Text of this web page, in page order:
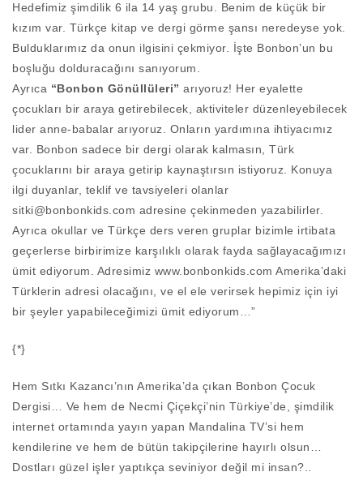
Hedefimiz şimdilik 6 ila 14 yaş grubu. Benim de küçük bir
kızım var. Türkçe kitap ve dergi görme şansı neredeyse yok.
Bulduklarımız da onun ilgisini çekmiyor. İşte Bonbon’un bu
boşluğu dolduracağını sanıyorum.
Ayrıca “Bonbon Gönüllüleri” arıyoruz! Her eyalette
çocukları bir araya getirebilecek, aktiviteler düzenleyebilecek
lider anne-babalar arıyoruz. Onların yardımına ihtiyacımız
var. Bonbon sadece bir dergi olarak kalmasın, Türk
çocuklarını bir araya getirip kaynaştırsın istiyoruz. Konuya
ilgi duyanlar, teklif ve tavsiyeleri olanlar
sitki@bonbonkids.com adresine çekinmeden yazabilirler.
Ayrıca okullar ve Türkçe ders veren gruplar bizimle irtibata
geçerlerse birbirimize karşılıklı olarak fayda sağlayacağımızı
ümit ediyorum. Adresimiz www.bonbonkids.com Amerika’daki
Türklerin adresi olacağını, ve el ele verirsek hepimiz için iyi
bir şeyler yapabileceğimizi ümit ediyorum…”
{*}
Hem Sıtkı Kazancı’nın Amerika’da çıkan Bonbon Çocuk
Dergisi… Ve hem de Necmi Çiçekçi’nin Türkiye’de, şimdilik
internet ortamında yayın yapan Mandalina TV’si hem
kendilerine ve hem de bütün takipçilerine hayırlı olsun…
Dostları güzel işler yaptıkça seviniyor değil mi insan?..